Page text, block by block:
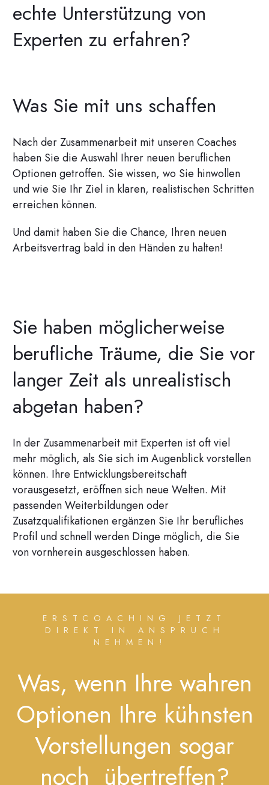
echte Unterstützung von
Experten zu erfahren?
Was Sie mit uns schaffen
Nach der Zusammenarbeit mit unseren Coaches
haben Sie die Auswahl Ihrer neuen beruflichen
Optionen getroffen. Sie wissen, wo Sie hinwollen
und wie Sie Ihr Ziel in klaren, realistischen Schritten
erreichen können.
Und damit haben Sie die Chance, Ihren neuen
Arbeitsvertrag bald in den Händen zu halten!
Sie haben möglicherweise
berufliche Träume, die Sie vor
langer Zeit als unrealistisch
abgetan haben?
In der Zusammenarbeit mit Experten ist oft viel
mehr möglich, als Sie sich im Augenblick vorstellen
können. Ihre Entwicklungsbereitschaft
vorausgesetzt, eröffnen sich neue Welten. Mit
passenden Weiterbildungen oder
Zusatzqualifikationen ergänzen Sie Ihr berufliches
Profil und schnell werden Dinge möglich, die Sie
von vornherein ausgeschlossen haben.
ERSTCOACHING JETZT
DIREKT IN ANSPRUCH
NEHMEN!
Was, wenn Ihre wahren
Optionen Ihre kühnsten
Vorstellungen sogar
noch übertreffen?